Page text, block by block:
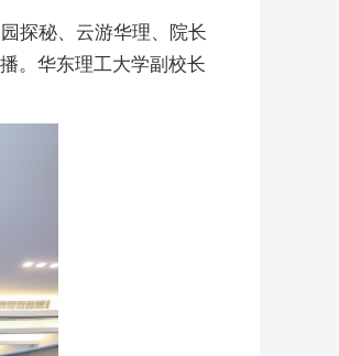
探秘、云游华理、院长
。华东理工大学副校长